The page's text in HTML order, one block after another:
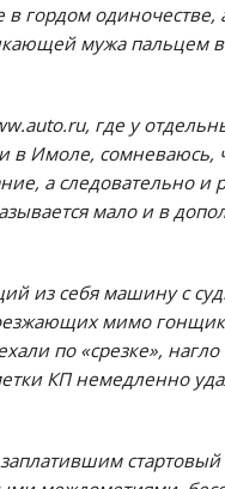
гордом одиночестве,
мужа пальцем
где у
в Имоле, сомневаюсь,
а следовательно и
мало и в
из себя машину с
мимо
по «срезке»,
КП немедленно
стартовый